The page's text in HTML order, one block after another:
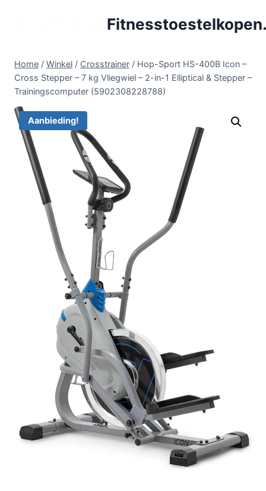
Home / Winkel / Crosstrainer / Hop-Sport HS-400B Icon –
Cross Stepper – 7 kg Vliegwiel – 2-in-1 Elliptical & Stepper –
Trainingscomputer (5902308228788)
Aanbieding!